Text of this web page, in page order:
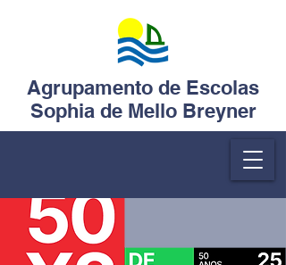
Agrupamento de Escolas
Sophia de Mello Breyner